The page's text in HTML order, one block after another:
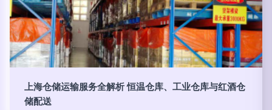
上海仓储运输服务全解析 恒温仓库、工业仓库与红酒仓
储配送